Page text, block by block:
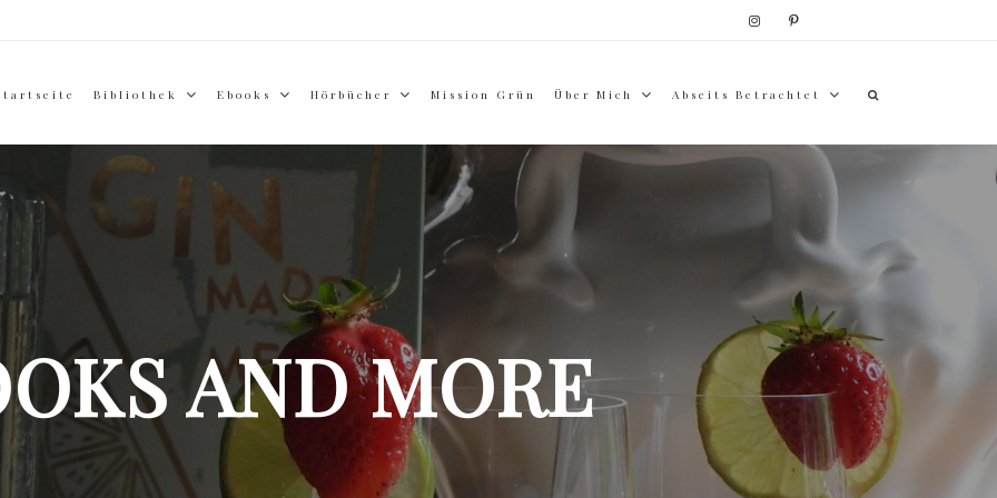
Bibliothek Ebooks Hörbücher Mission Grün Über Mich Abseits Betrachtet
AND MORE